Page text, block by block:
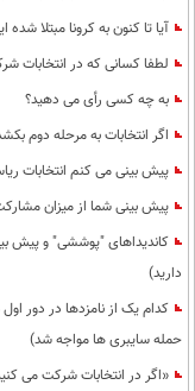
آیا تا کنون به کرونا مبتلا شده
لطفا کسانی که در انتخابات
به چه کسی رأی می دهید؟
اگر انتخابات به مرحله دوم
پیش بینی می کنم انتخابات
پیش بینی شما از میزان
دارید)
کدام یک از نامزدها در دور
حمله سایبری ها مواجه شد)
«اگر در انتخابات شرکت می